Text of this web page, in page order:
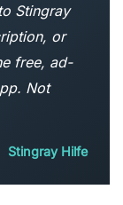
Stingray
or
free, ad-
Not
Stingray Hilfe